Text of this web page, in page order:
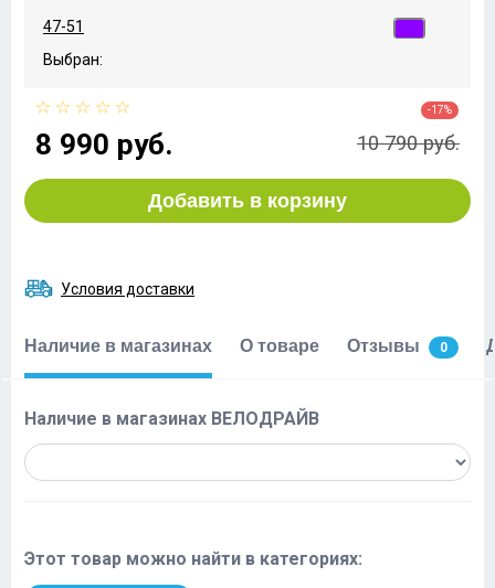
47-51
Выбран:
8 990 руб.
-17%
10 790 руб.
Добавить в корзину
Условия доставки
Наличие в магазинах О товаре Отзывы 0
Наличие в магазинах ВЕЛОДРАЙВ
Этот товар можно найти в категориях: